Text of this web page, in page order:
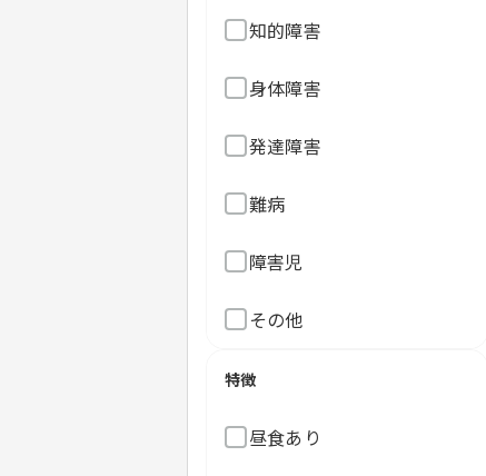
知的障害
身体障害
発達障害
難病
障害児
その他
特徴
昼食あり